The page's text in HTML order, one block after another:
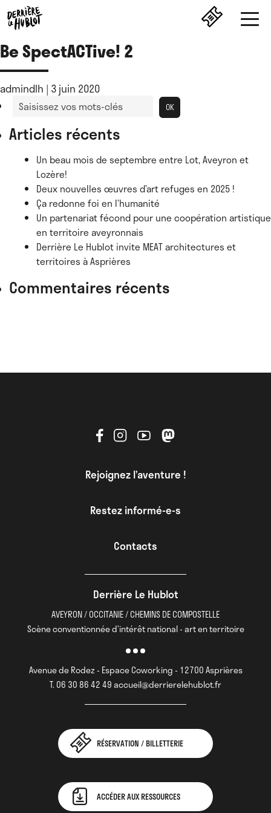
Be SpectACTive! 2
Be SpectACTive! 2
admindlh | 3 juin 2020
Articles récents
Un beau mois de septembre entre Lot, Aveyron et
Lozère!
Deux nouvelles œuvres d’art refuges en 2025 !
Ça redonne foi en l’humanité
Un partenariat fécond pour une coopération artistique
en territoire aveyronnais
Derrière Le Hublot invite MEAT architectures et
territoires à Asprières
Commentaires récents
Rejoignez l’aventure !
Restez informé-e-s
Contacts
Derrière Le Hublot
AVEYRON / OCCITANIE / CHEMINS DE COMPOSTELLE
Scène conventionnée d’intérêt national - art en territoire
Avenue de Rodez - Espace Coworking - 12700 Asprières
T. 06 30 86 42 49 accueil@derrierelehublot.fr
RÉSERVATION / BILLETTERIE
ACCÉDER AUX RESSOURCES